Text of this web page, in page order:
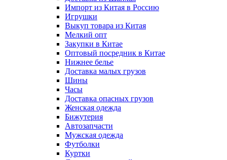
Импорт из Китая в Россию
Игрушки
Выкуп товара из Китая
Мелкий опт
Закупки в Китае
Оптовый посредник в Китае
Нижнее белье
Доставка малых грузов
Шины
Часы
Доставка опасных грузов
Женская одежда
Бижутерия
Автозапчасти
Мужская одежда
Футболки
Куртки